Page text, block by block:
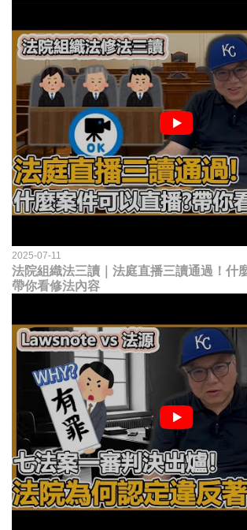
2025-07-11
法院組織法三讀｜法庭直播三讀通過！什
帶你看修法內容